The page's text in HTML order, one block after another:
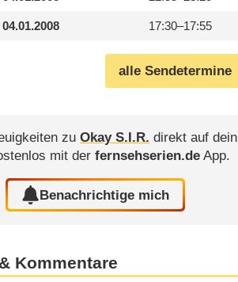
04.01.2008 17:30–17:55
alle Sendetermine
zuOkay S.I.R. direkt auf dein
mit derfernsehserien.de App.
Benachrichtige mich
Kommentare